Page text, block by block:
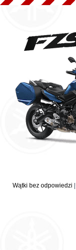
Wątki bez odpowiedzi